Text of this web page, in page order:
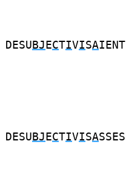
DESU BJ ECTIVISAIENT
DESU BJ ECTIVISASSES